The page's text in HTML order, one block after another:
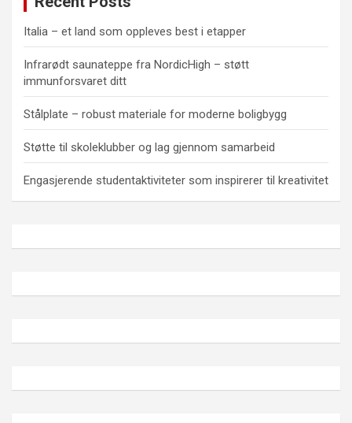
Italia – et land som oppleves best i etapper
Infrarødt saunateppe fra NordicHigh – støtt
immunforsvaret ditt
Stålplate – robust materiale for moderne boligbygg
Støtte til skoleklubber og lag gjennom samarbeid
Engasjerende studentaktiviteter som inspirerer til kreativitet